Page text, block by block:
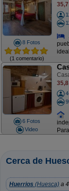
8 Fotos
(1 comentario)
6 Fotos
Video
Cerca de
Huerrios (Huesca) a